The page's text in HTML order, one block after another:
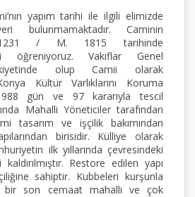
yapım tarihi ile ilgili elimizde
bulunmamaktadır. Caminin
/ M. 1815 tarihinde
öğreniyoruz. Vakıflar Genel
olup Camii olarak
Kültür Varlıklarını Koruma
gün ve 97 kararıyla tescil
Mahalli Yöneticiler tarafından
tasarım ve işçilik bakımından
birisidir. Külliye olarak
ilk yıllarında çevresindeki
Restore edilen yapı
sahiptir. Kubbeleri kurşunla
bir son cemaat mahalli ve çok